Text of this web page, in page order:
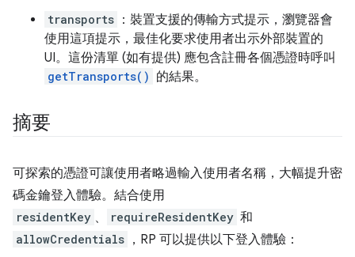
transports ：裝置支援的傳輸方式提示，瀏覽器會
使用這項提示，最佳化要求使用者出示外部裝置的
UI。這份清單 (如有提供) 應包含註冊各個憑證時呼叫
getTransports() 的結果。
摘要
可探索的憑證可讓使用者略過輸入使用者名稱，大幅提升密
碼金鑰登入體驗。結合使用
residentKey 、 requireResidentKey 和
allowCredentials ，RP 可以提供以下登入體驗：